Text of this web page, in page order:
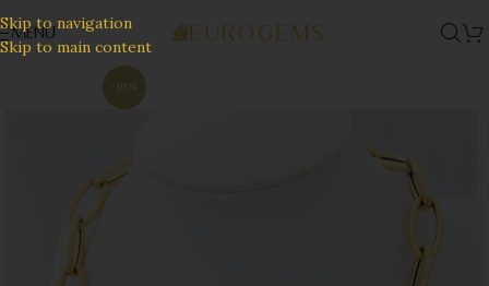
Skip to navigation
Skip to main content
MENU
-10%